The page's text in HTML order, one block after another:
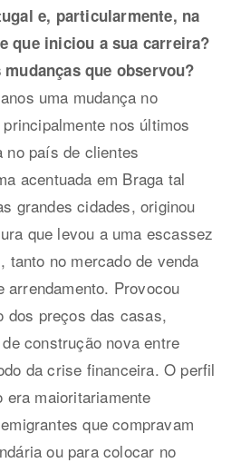
e, particularmente, na
que iniciou a sua carreira?
que observou?
uma mudança no
nos últimos
no país de clientes
acentuada em Braga tal
grandes cidades, originou
que levou a uma escassez
tanto no mercado de venda
arrendamento. Provocou
dos preços das casas,
construção nova entre
da crise financeira. O perfil
era maioritariamente
que compravam
ou para colocar no